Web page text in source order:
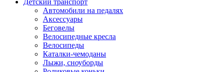
Детский транспорт
Автомобили на педалях
Аксессуары
Беговелы
Велосипедные кресла
Велосипеды
Каталки-чемоданы
Лыжи, сноуборды